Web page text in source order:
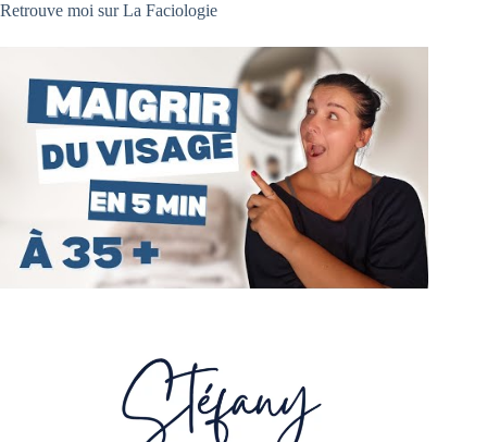
Retrouve moi sur La Faciologie